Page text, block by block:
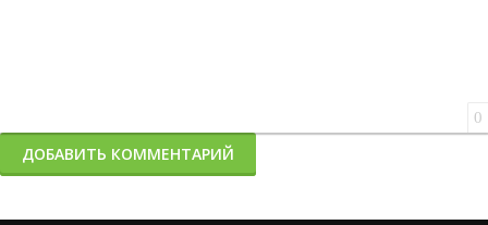
0
ДОБАВИТЬ КОММЕНТАРИЙ